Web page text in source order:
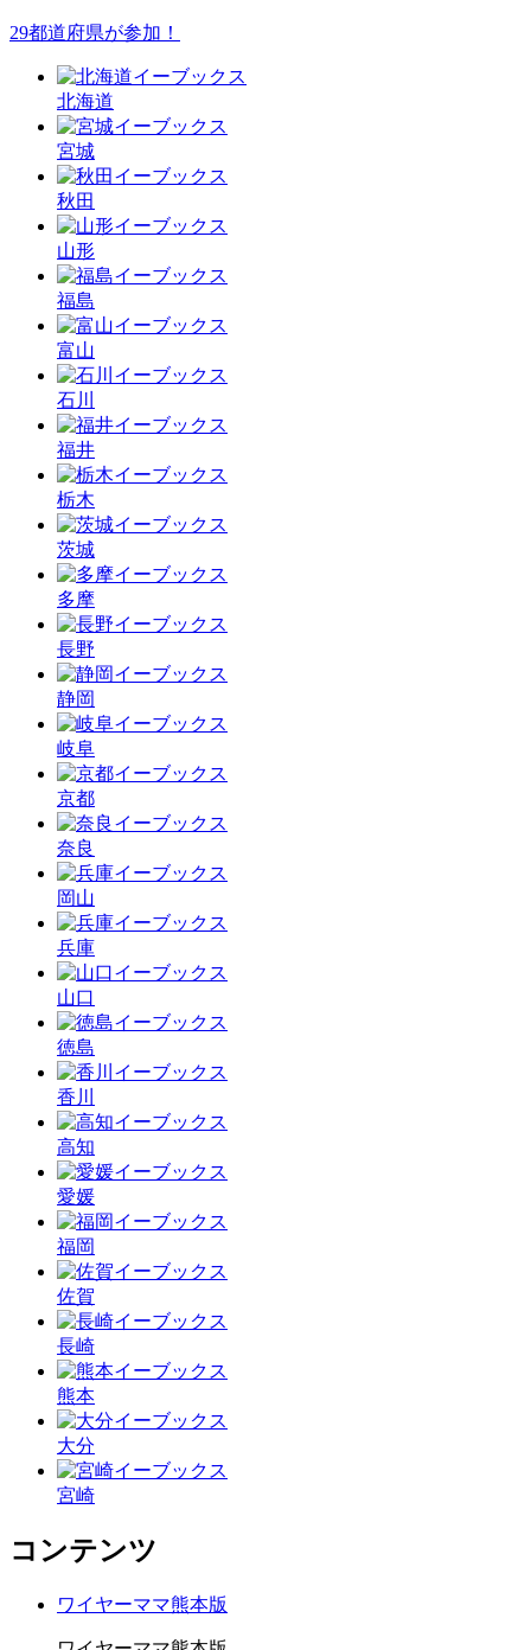
29都道府県が参加！
北海道
宮城
秋田
山形
福島
富山
石川
福井
栃木
茨城
多摩
長野
静岡
岐阜
京都
奈良
岡山
兵庫
山口
徳島
香川
高知
愛媛
福岡
佐賀
長崎
熊本
大分
宮崎
コンテンツ
ワイヤーママ熊本版